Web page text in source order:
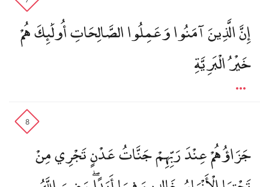
إِنَّ الَّذِينَ آمَنُوا وَعَمِلُوا الصَّالِحَاتِ أُولَٰئِكَ هُمْ
خَيْرُ الْبَرِيَّةِ
8
جَزَاؤُهُمْ عِنْدَ رَبِّهِمْ جَنَّاتُ عَدْنٍ تَجْرِي مِنْ